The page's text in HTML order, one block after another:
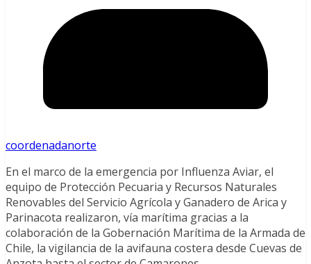
coordenadanorte
En el marco de la emergencia por Influenza Aviar, el
equipo de Protección Pecuaria y Recursos Naturales
Renovables del Servicio Agrícola y Ganadero de Arica y
Parinacota realizaron, vía marítima gracias a la
colaboración de la Gobernación Marítima de la Armada de
Chile, la vigilancia de la avifauna costera desde Cuevas de